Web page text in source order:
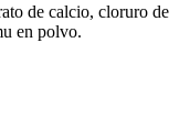
de calcio, cloruro de
en polvo.